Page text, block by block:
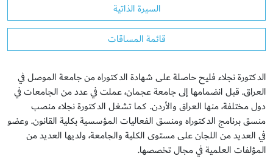
السيرة الذاتية
قائمة المساقات
الدكتورة نجلاء فليح حاصلة على شهادة الدكتوراه من جامعة الموصل في
العراق. قبل انضمامها إلى جامعة عجمان، عملت في عدد من الجامعات في
دول مختلفة، منها العراق والأردن. كما تشغل الدكتورة نجلاء منصب
منسق برنامج الدكتوراه ومنسق الفعاليات المؤسسية بكلية القانون. وعضو
في العديد من اللجان على مستوى الكلية والجامعة، ولديها العديد من
المؤلفات العلمية في مجال تخصصها.